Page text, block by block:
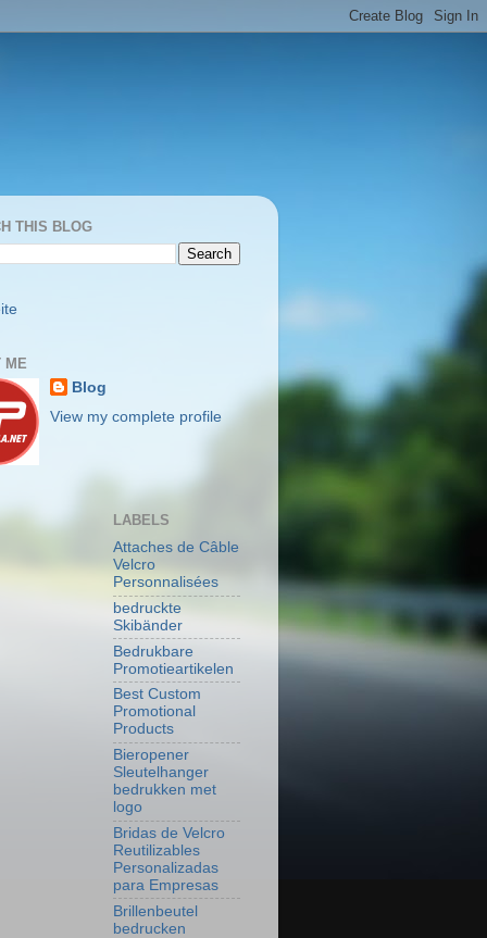
THIS BLOG
ME
Blog
View my complete profile
LABELS
Attaches de Câble
Velcro
Personnalisées
bedruckte
Skibänder
Bedrukbare
Promotieartikelen
Best Custom
Promotional
Products
Bieropener
Sleutelhanger
bedrukken met
logo
Bridas de Velcro
Reutilizables
Personalizadas
para Empresas
Brillenbeutel
bedrucken